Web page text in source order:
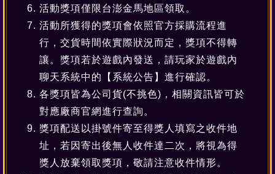
活動獎項僅限台澎金馬地區領取。
活動所獲得的獎項會依照官方採購流程進
行，交貨時間依實際狀況而定，獎項不得轉
讓。獎項若於遊戲內發送，請玩家於遊戲內
聊天系統中的【系統公告】進行確認。
各獎項皆為公司貨(不挑色)，相關資訊皆可於
對應廠商官網進行查詢。
獎項配送以掛號件寄至得獎人填寫之收件地
址，若因寄出後無人收件達二次，將視為得
獎人放棄領取獎項，敬請注意收件情形。